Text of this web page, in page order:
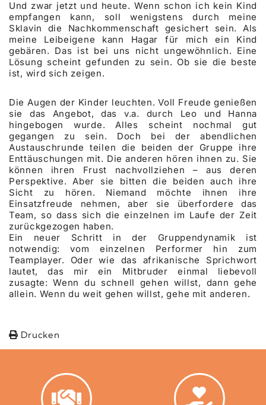
Und zwar jetzt und heute. Wenn schon ich kein Kind
empfangen kann, soll wenigstens durch meine
Sklavin die Nachkommenschaft gesichert sein. Als
meine Leibeigene kann Hagar für mich ein Kind
gebären. Das ist bei uns nicht ungewöhnlich. Eine
Lösung scheint gefunden zu sein. Ob sie die beste
ist, wird sich zeigen.
Die Augen der Kinder leuchten. Voll Freude genießen
sie das Angebot, das v.a. durch Leo und Hanna
hingebogen wurde. Alles scheint nochmal gut
gegangen zu sein. Doch bei der abendlichen
Austauschrunde teilen die beiden der Gruppe ihre
Enttäuschungen mit. Die anderen hören ihnen zu. Sie
können ihren Frust nachvollziehen – aus deren
Perspektive. Aber sie bitten die beiden auch ihre
Sicht zu hören. Niemand möchte ihnen ihre
Einsatzfreude nehmen, aber sie überfordere das
Team, so dass sich die einzelnen im Laufe der Zeit
zurückgezogen haben.
Ein neuer Schritt in der Gruppendynamik ist
notwendig: vom einzelnen Performer hin zum
Teamplayer. Oder wie das afrikanische Sprichwort
lautet, das mir ein Mitbruder einmal liebevoll
zusagte: Wenn du schnell gehen willst, dann gehe
allein. Wenn du weit gehen willst, gehe mit anderen.
Drucken